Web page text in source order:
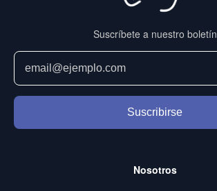
Suscríbete a nuestro boletín
Suscribirse
Nosotros